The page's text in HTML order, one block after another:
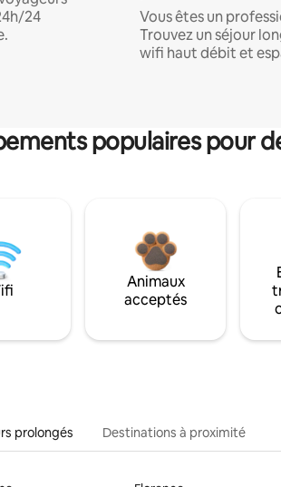
24
Vous êtes un
Trouvez un séjour
wifi haut débit et
populaires pour
Animaux
acceptés
prolongés Destinations à proximité